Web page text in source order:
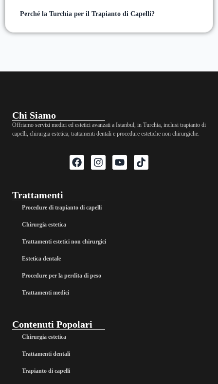
Perché la Turchia per il Trapianto di Capelli?
Chi Siamo
Offriamo servizi medici ed estetici avanzati a Istanbul, in Turchia, inclusi trapianto di
capelli, chirurgia estetica, trattamenti dentali e procedure estetiche non chirurgiche.
Trattamenti
Procedure di trapianto di capelli
Chirurgia estetica
Trattamenti estetici non chirurgici
Estetica dentale
Procedure per la perdita di peso
Trattamenti medici
Contenuti Popolari
Chirurgia estetica
Trattamenti dentali
Trapianto di capelli